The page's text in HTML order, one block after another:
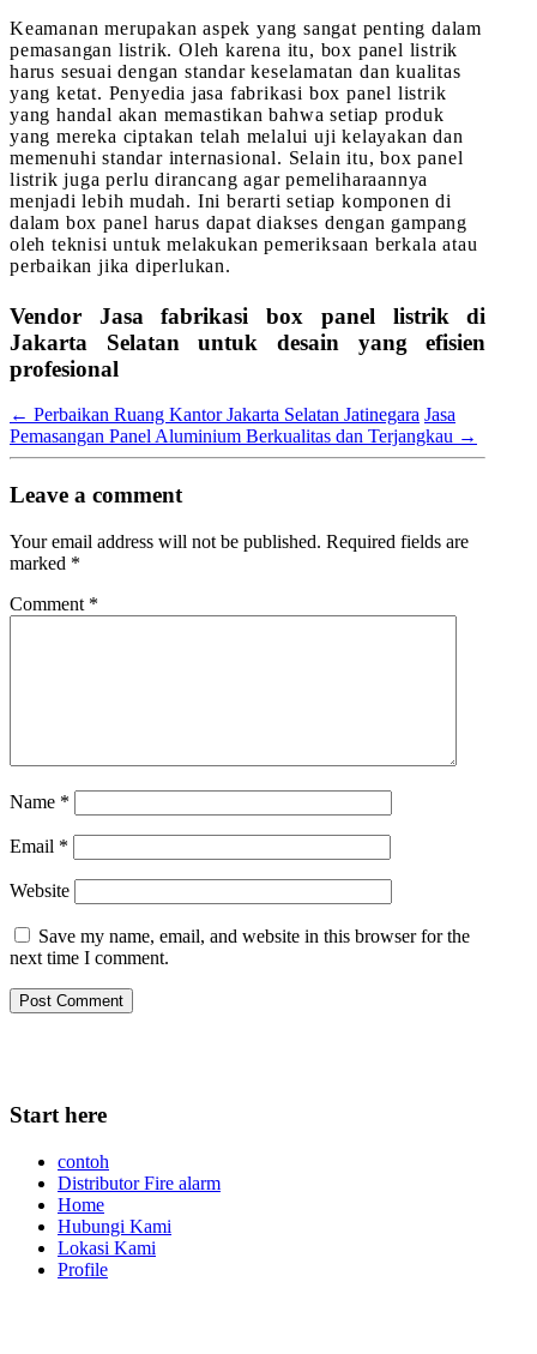
Start here
contoh
Distributor Fire alarm
Home
Hubungi Kami
Lokasi Kami
Profile
Keamanan merupakan aspek yang sangat penting dalam
pemasangan listrik. Oleh karena itu, box panel listrik
harus sesuai dengan standar keselamatan dan kualitas
yang ketat. Penyedia jasa fabrikasi box panel listrik
yang handal akan memastikan bahwa setiap produk
yang mereka ciptakan telah melalui uji kelayakan dan
memenuhi standar internasional. Selain itu, box panel
listrik juga perlu dirancang agar pemeliharaannya
menjadi lebih mudah. Ini berarti setiap komponen di
dalam box panel harus dapat diakses dengan gampang
oleh teknisi untuk melakukan pemeriksaan berkala atau
perbaikan jika diperlukan.
Vendor Jasa fabrikasi box panel listrik di
Jakarta Selatan untuk desain yang efisien
profesional
← Perbaikan Ruang Kantor Jakarta Selatan Jatinegara Jasa
Pemasangan Panel Aluminium Berkualitas dan Terjangkau →
Leave a comment
Your email address will not be published. Required fields are
marked *
Comment *
Name *
Email *
Website
Save my name, email, and website in this browser for the
next time I comment.